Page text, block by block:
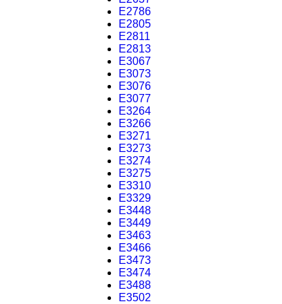
E2786
E2805
E2811
E2813
E3067
E3073
E3076
E3077
E3264
E3266
E3271
E3273
E3274
E3275
E3310
E3329
E3448
E3449
E3463
E3466
E3473
E3474
E3488
E3502